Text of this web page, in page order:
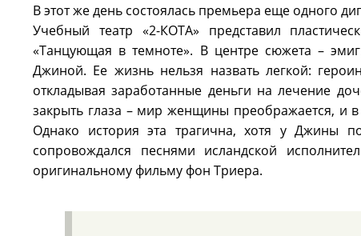
В этот же день состоялась премьера еще одного
Учебный театр «2-КОТА» представил
«Танцующая в темноте». В центре сюжета –
Джиной. Ее жизнь нельзя назвать легкой:
откладывая заработанные деньги на лечение
закрыть глаза – мир женщины преображается,
Однако история эта трагична, хотя у Джины
сопровождался песнями исландской
оригинальному фильму фон Триера.